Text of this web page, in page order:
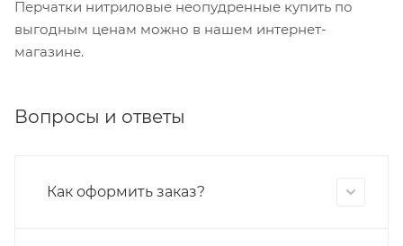
Перчатки нитриловые неопудренные купить по
выгодным ценам можно в нашем интернет-
магазине.
Вопросы и ответы
Как оформить заказ?